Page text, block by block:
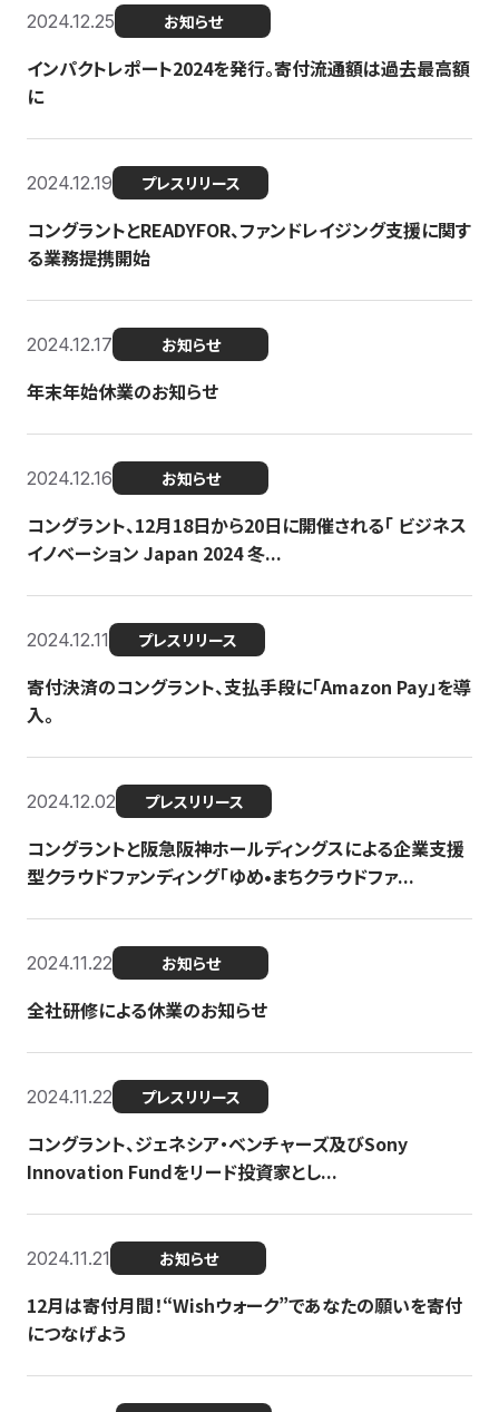
2024.12.25 お知らせ
インパクトレポート2024を発行。寄付流通額は過去最高額
に
2024.12.19 プレスリリース
コングラントとREADYFOR、ファンドレイジング支援に関す
る業務提携開始
2024.12.17 お知らせ
年末年始休業のお知らせ
2024.12.16 お知らせ
コングラント、12月18日から20日に開催される「 ビジネス
イノベーション Japan 2024 冬...
2024.12.11 プレスリリース
寄付決済のコングラント、支払手段に「Amazon Pay」を導
入。
2024.12.02 プレスリリース
コングラントと阪急阪神ホールディングスによる企業支援
型クラウドファンディング「ゆめ•まちクラウドファ...
2024.11.22 お知らせ
全社研修による休業のお知らせ
2024.11.22 プレスリリース
コングラント、ジェネシア・ベンチャーズ及びSony
Innovation Fundをリード投資家とし...
2024.11.21 お知らせ
12月は寄付月間！“Wishウォーク”であなたの願いを寄付
につなげよう